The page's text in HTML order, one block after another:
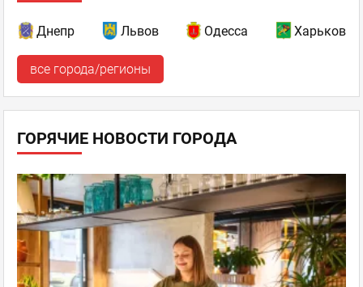
Днепр Львов Одесса Харьков
все города/регионы
ГОРЯЧИЕ НОВОСТИ ГОРОДА